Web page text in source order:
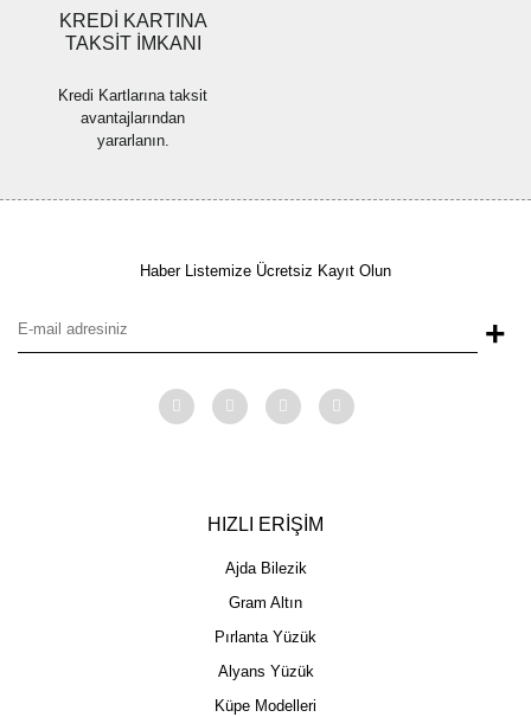
KREDİ KARTINA
TAKSİT İMKANI
Kredi Kartlarına taksit
avantajlarından
yararlanın.
Haber Listemize Ücretsiz Kayıt Olun
+
HIZLI ERİŞİM
Ajda Bilezik
Gram Altın
Pırlanta Yüzük
Alyans Yüzük
Küpe Modelleri